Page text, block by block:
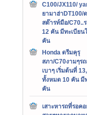
C100/JX110/
ยามาฮ่าDT100/
สต๊ารท์มือ/C70..
12 คัน มีทะเบียน
คัน
Honda ดรีมคุรุ
สภา/C70งามๆร
เบาๆ เริ่มต้นที่
ทั้งหมด 10 คัน มี
คัน
เสาะหารถที่รอค